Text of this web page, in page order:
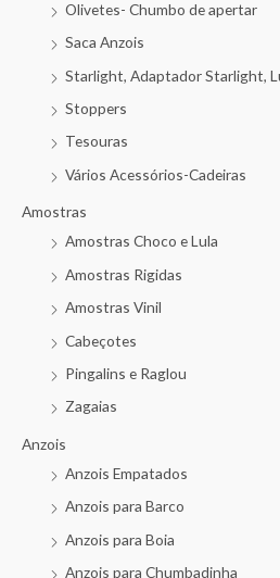
Olivetes- Chumbo de apertar
Saca Anzois
Starlight, Adaptador Starlight,
Stoppers
Tesouras
Vários Acessórios-Cadeiras
Amostras
Amostras Choco e Lula
Amostras Rigidas
Amostras Vinil
Cabeçotes
Pingalins e Raglou
Zagaias
Anzois
Anzois Empatados
Anzois para Barco
Anzois para Boia
Anzois para Chumbadinha